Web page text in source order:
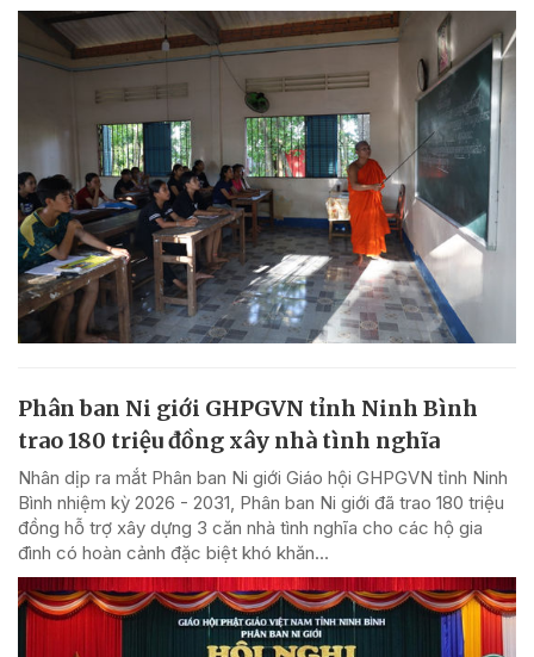
Phân ban Ni giới GHPGVN tỉnh Ninh Bình
trao 180 triệu đồng xây nhà tình nghĩa
Nhân dịp ra mắt Phân ban Ni giới Giáo hội GHPGVN tỉnh Ninh
Bình nhiệm kỳ 2026 - 2031, Phân ban Ni giới đã trao 180 triệu
đồng hỗ trợ xây dựng 3 căn nhà tình nghĩa cho các hộ gia
đình có hoàn cảnh đặc biệt khó khăn...